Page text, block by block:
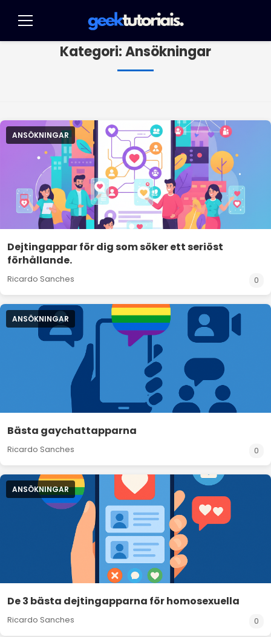
Meny
Kategori:Ansökningar
ANSÖKNINGAR
Dejtingappar för dig som söker ett seriöst
förhållande.
Ricardo Sanches 0
ANSÖKNINGAR
Bästa gaychattapparna
Ricardo Sanches 0
ANSÖKNINGAR
De 3 bästa dejtingapparna för homosexuella
Ricardo Sanches 0